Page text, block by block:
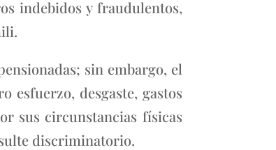
indebidos y fraudulentos,
sin embargo, el
esfuerzo, desgaste, gastos
sus circunstancias físicas
discriminatorio.